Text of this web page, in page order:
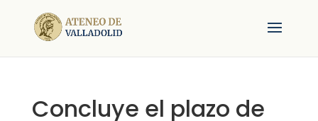
Concluye el plazo de